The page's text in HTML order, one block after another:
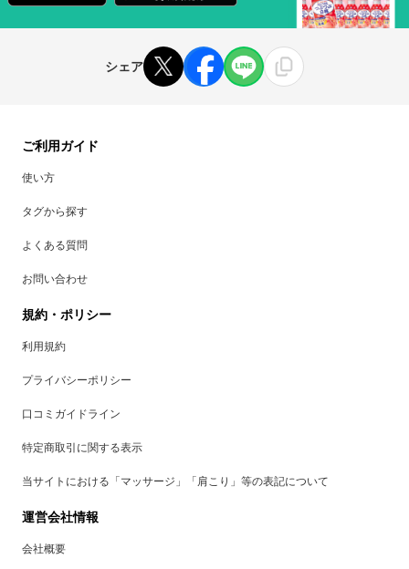
シェア
ご利用ガイド
使い方
タグから探す
よくある質問
お問い合わせ
規約・ポリシー
利用規約
プライバシーポリシー
口コミガイドライン
特定商取引に関する表示
当サイトにおける「マッサージ」「肩こり」等の表記について
運営会社情報
会社概要